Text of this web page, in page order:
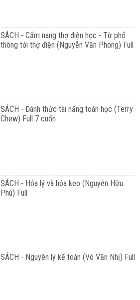
SÁCH - Cẩm nang thợ điện học - Từ phổ
thông tới thợ điện (Nguyễn Văn Phong) Full
SÁCH - Đánh thức tài năng toán học (Terry
Chew) Full 7 cuốn
SÁCH - Hóa lý và hóa keo (Nguyễn Hữu
Phú) Full
SÁCH - Nguyên lý kế toán (Võ Văn Nhị) Full